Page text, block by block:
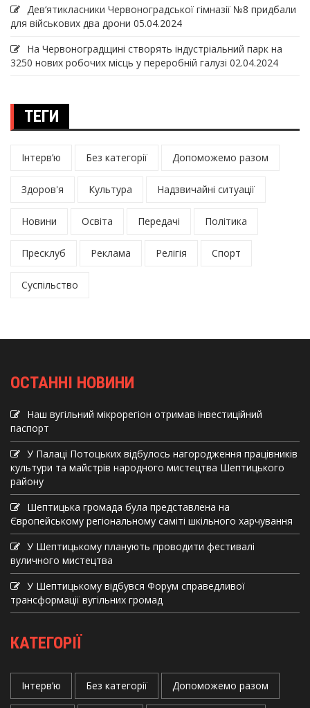
Дев‘ятикласники Червоноградської гімназії №8 придбали
для військових два дрони 05.04.2024
На Червоноградщині створять індустріальний парк на
3250 нових робочих місць у переробній галузі 02.04.2024
ТЕГИ
Інтерв’ю Без категорії Допоможемо разом
Здоров'я Культура Надзвичайні ситуації
Новини Освіта Передачі Політика
Пресклуб Реклама Релігія Спорт
Суспільство
ОСТАННІ НОВИНИ
Наш вугільний мікрорегіон отримав інвеcтиційний
паспорт
У Палаці Потоцьких відбулось нагородження працівників
культури та майстрів народного мистецтва Шептицького
району
Шептицька громада була представлена на
Європейському регіональному саміті шкільного харчування
У Шептицькому планують проводити фестивалі
вуличного мистецтва
У Шептицькому відбувся Форум справедливої
трансформації вугільних громад
КАТЕГОРІЇ
Інтерв’ю Без категорії Допоможемо разом